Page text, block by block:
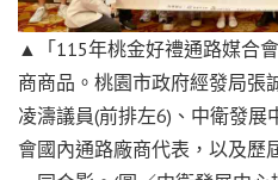
▲「115年桃金好禮通路媒合
商商品。桃園市政府經發局張
凌濤議員(前排左6)、中衛發展
會國內通路廠商代表，以及歷